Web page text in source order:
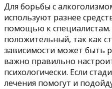
Для борьбы с
используют разнее
помощью к специалистам.
положительный, так как
зависимости может быть
важно правильно
психологически. Если
лечения помогут и